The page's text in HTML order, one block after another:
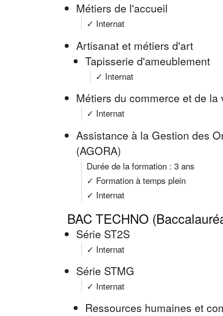
Métiers de l'accueil
✓ Internat
Artisanat et métiers d'art
Tapisserie d'ameublement
✓ Internat
Métiers du commerce et de la
✓ Internat
Assistance à la Gestion des
(AGORA)
Durée de la formation : 3 ans
✓ Formation à temps plein
✓ Internat
BAC TECHNO
Série ST2S
✓ Internat
Série STMG
✓ Internat
Ressources humaines et